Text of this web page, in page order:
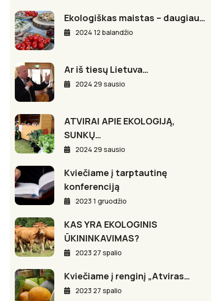
Ekologiškas maistas – daugiau…
2024 12 balandžio
Ar iš tiesų Lietuva…
2024 29 sausio
ATVIRAI APIE EKOLOGIJĄ,
SUNKŲ…
2024 29 sausio
Kviečiame į tarptautinę
konferenciją
2023 1 gruodžio
KAS YRA EKOLOGINIS
ŪKININKAVIMAS?
2023 27 spalio
Kviečiame į renginį „Atviras…
2023 27 spalio